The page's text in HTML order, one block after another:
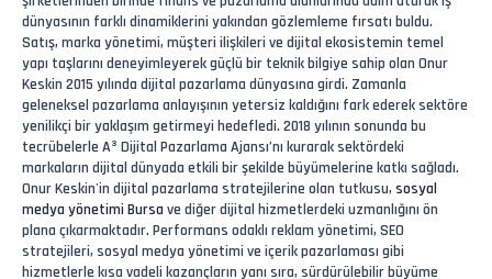
dünyasının farklı dinamiklerini yakından gözlemleme fırsatı buldu.
Satış, marka yönetimi, müşteri ilişkileri ve dijital ekosistemin temel
yapı taşlarını deneyimleyerek güçlü bir teknik bilgiye sahip olan Onur
Keskin 2015 yılında dijital pazarlama dünyasına girdi. Zamanla
geleneksel pazarlama anlayışının yetersiz kaldığını fark ederek sektöre
yenilikçi bir yaklaşım getirmeyi hedefledi. 2018 yılının sonunda bu
tecrübelerle A³ Dijital Pazarlama Ajansı’nı kurarak sektördeki
markaların dijital dünyada etkili bir şekilde büyümelerine katkı sağladı.
Onur Keskin'in dijital pazarlama stratejilerine olan tutkusu, sosyal
medya yönetimi Bursa ve diğer dijital hizmetlerdeki uzmanlığını ön
plana çıkarmaktadır. Performans odaklı reklam yönetimi, SEO
stratejileri, sosyal medya yönetimi ve içerik pazarlaması gibi
hizmetlerle kısa vadeli kazançların yanı sıra, sürdürülebilir büyüme